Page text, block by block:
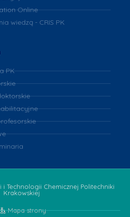
Online
wiedzą - CRIS PK
PK
i Technologii Chemicznej Politechniki
Krakowskiej
Mapa strony